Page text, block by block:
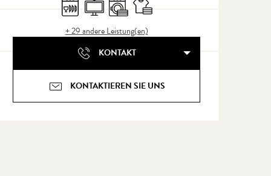
+ 29 andere Leistung(en)
KONTAKT
KONTAKTIEREN SIE UNS